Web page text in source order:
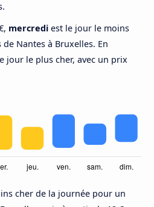
mercredi est le jour le moins
Nantes à Bruxelles. En
jour le plus cher, avec un prix
cher de la journée pour un